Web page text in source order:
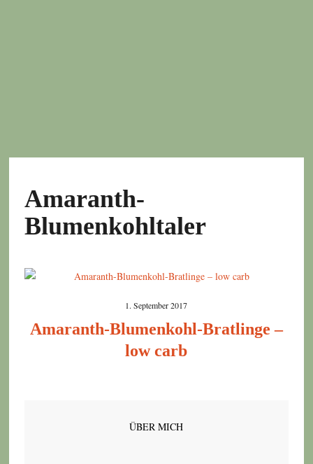
Amaranth-
Blumenkohltaler
1. September 2017
Amaranth-Blumenkohl-Bratlinge –
low carb
ÜBER MICH